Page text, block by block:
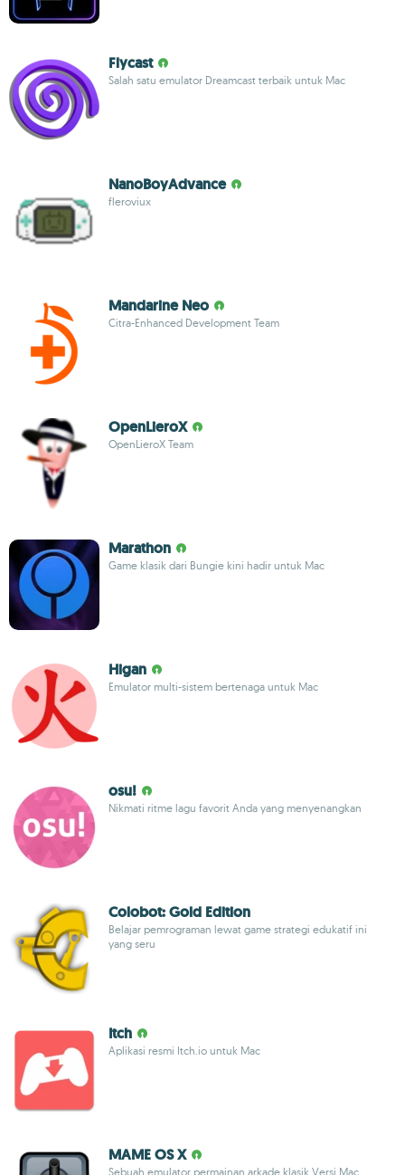
Flycast
Salah satu emulator Dreamcast terbaik untuk Mac
NanoBoyAdvance
fleroviux
Mandarine Neo
Citra-Enhanced Development Team
OpenLieroX
OpenLieroX Team
Marathon
Game klasik dari Bungie kini hadir untuk Mac
Higan
Emulator multi-sistem bertenaga untuk Mac
osu!
Nikmati ritme lagu favorit Anda yang menyenangkan
Colobot: Gold Edition
Belajar pemrograman lewat game strategi edukatif ini
yang seru
Itch
Aplikasi resmi Itch.io untuk Mac
MAME OS X
Sebuah emulator permainan arkade klasik Versi Mac